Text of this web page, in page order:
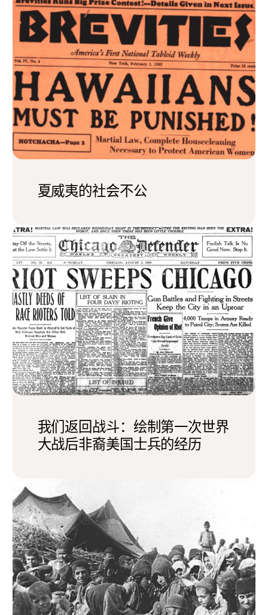
夏威夷的社会不公
我们返回战斗：绘制第一次世界
大战后非裔美国士兵的经历